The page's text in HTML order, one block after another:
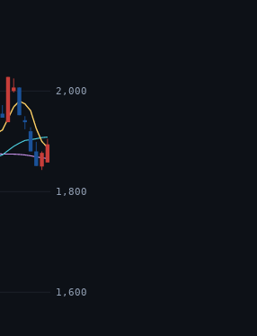
1,600
1,800
2,000